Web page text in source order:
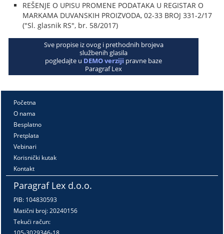
REŠENJE O UPISU PROMENE PODATAKA U REGISTAR O
MARKAMA DUVANSKIH PROIZVODA, 02-33 BROJ 331-2/17
("Sl. glasnik RS", br. 58/2017)
Sve propise iz ovog i prethodnih brojeva
službenih glasila
pogledajte u DEMO verziji pravne baze
Paragraf Lex
Početna
O nama
Besplatno
Pretplata
Vebinari
Korisnički kutak
Kontakt
Paragraf Lex d.o.o.
PIB: 104830593
Matični broj: 20240156
Tekući račun: